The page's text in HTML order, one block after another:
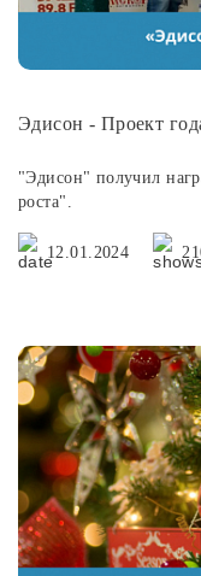
Эдисон - Проект
"Эдисон" получил
роста".
12.01.2024